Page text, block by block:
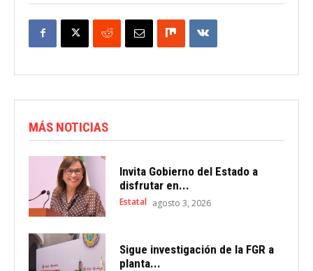
MÁS NOTICIAS
Invita Gobierno del Estado a
disfrutar en...
Estatal agosto 3, 2026
Sigue investigación de la FGR a
planta...